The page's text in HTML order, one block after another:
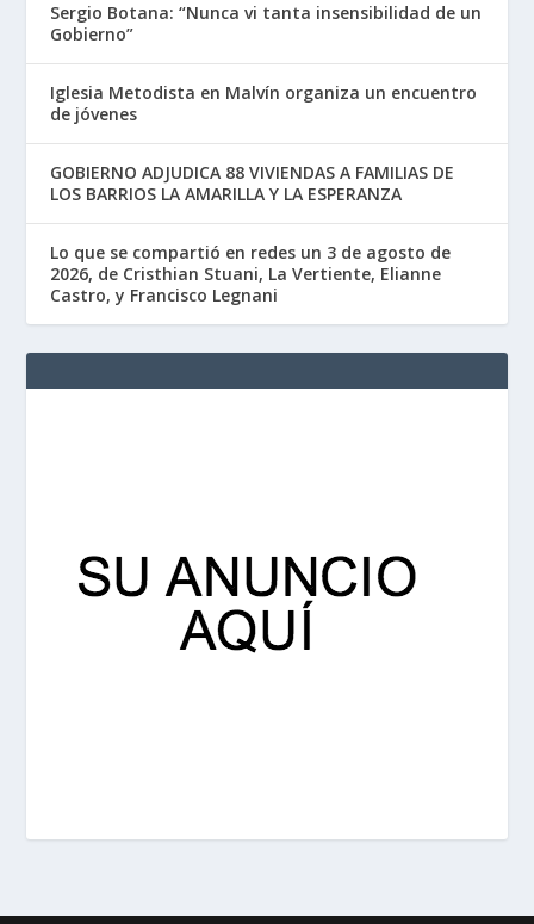
Sergio Botana: “Nunca vi tanta insensibilidad de un
Gobierno”
Iglesia Metodista en Malvín organiza un encuentro
de jóvenes
GOBIERNO ADJUDICA 88 VIVIENDAS A FAMILIAS DE
LOS BARRIOS LA AMARILLA Y LA ESPERANZA
Lo que se compartió en redes un 3 de agosto de
2026, de Cristhian Stuani, La Vertiente, Elianne
Castro, y Francisco Legnani